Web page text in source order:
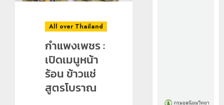
All over Thailand
กำแพงเพชร :
เปิดเมนูหน้า
ร้อน ข้าวแช่
สูตรโบราณ